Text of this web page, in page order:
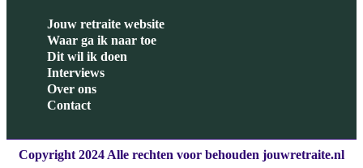
Jouw retraite website
Waar ga ik naar toe
Dit wil ik doen
Interviews
Over ons
Contact
Copyright 2024 Alle rechten voor behouden jouwretraite.nl